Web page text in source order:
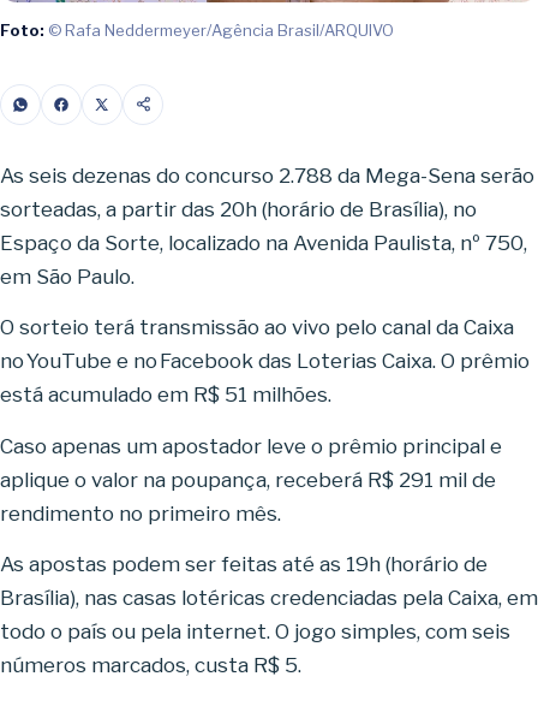
Foto: © Rafa Neddermeyer/Agência Brasil/ARQUIVO
As seis dezenas do concurso 2.788 da Mega-Sena serão
sorteadas, a partir das 20h (horário de Brasília), no
Espaço da Sorte, localizado na Avenida Paulista, nº 750,
em São Paulo.
O sorteio terá transmissão ao vivo pelo canal da Caixa
no YouTube e no Facebook das Loterias Caixa. O prêmio
está acumulado em R$ 51 milhões.
Caso apenas um apostador leve o prêmio principal e
aplique o valor na poupança, receberá R$ 291 mil de
rendimento no primeiro mês.
As apostas podem ser feitas até as 19h (horário de
Brasília), nas casas lotéricas credenciadas pela Caixa, em
todo o país ou pela internet. O jogo simples, com seis
números marcados, custa R$ 5.